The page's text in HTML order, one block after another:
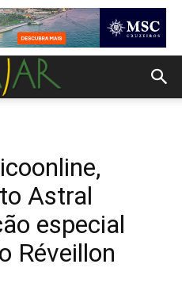
Astral
especial
Réveillon